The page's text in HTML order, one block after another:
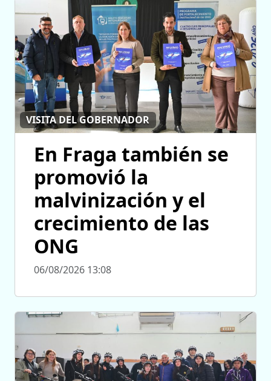
VISITA DEL GOBERNADOR
En Fraga también se
promovió la
malvinización y el
crecimiento de las
ONG
06/08/2026 13:08